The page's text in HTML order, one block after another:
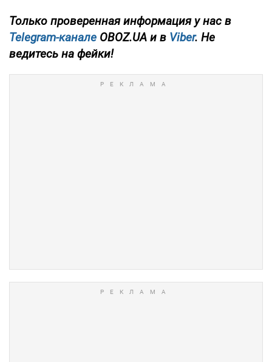
Только проверенная информация у нас в
Telegram-канале OBOZ.UA и в Viber. Не
ведитесь на фейки!